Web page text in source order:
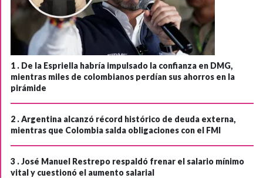
1 . De la Espriella habría impulsado la confianza en DMG,
mientras miles de colombianos perdían sus ahorros en la
pirámide
2 .Argentina alcanzó récord histórico de deuda externa,
mientras que Colombia salda obligaciones con el FMI
3 .José Manuel Restrepo respaldó frenar el salario mínimo
vital y cuestionó el aumento salarial